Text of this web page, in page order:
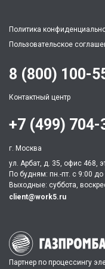
Политика
Пользовательское
Партнер по процессингу
8 (800) 100-
Контактный центр
+7 (499) 704-
г. Москва
ул. Арбат, д. 35, офис 468,
По будням: пн.-пт. c 9:00 до
Выходные: суббота,
client@work5.ru